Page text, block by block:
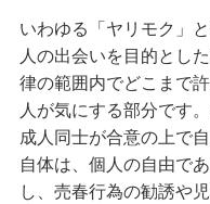
いわゆる「ヤリモク」
人の出会いを目的とし
律の範囲内でどこまで
人が気にする部分です
成人同士が合意の上で
自体は、個人の自由で
し、売春行為の勧誘や